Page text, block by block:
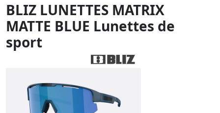
BLIZ LUNETTES MATRIX
MATTE BLUE Lunettes de
sport